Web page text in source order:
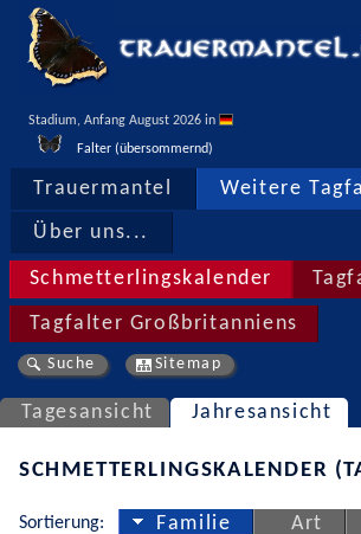
Stadium, Anfang August 2026 in
Falter (übersommernd)
Trauermantel Weitere
Über uns...
Schmetterlingskalender
Tagfalter Großbritanniens
Suche Sitemap
Tagesansicht Jahresansicht
SCHMETTERLINGSKALENDER
Sortierung: Familie Art